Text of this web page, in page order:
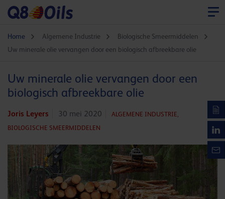
Home Algemene Industrie
Biologische Smeermiddelen
Uw minerale olie vervangen door een biologisch afbreekbare olie
Uw minerale olie vervangen door een
biologisch afbreekbare olie
Joris Leyers 30 mei 2020
ALGEMENE INDUSTRIE,
BIOLOGISCHE SMEERMIDDELEN